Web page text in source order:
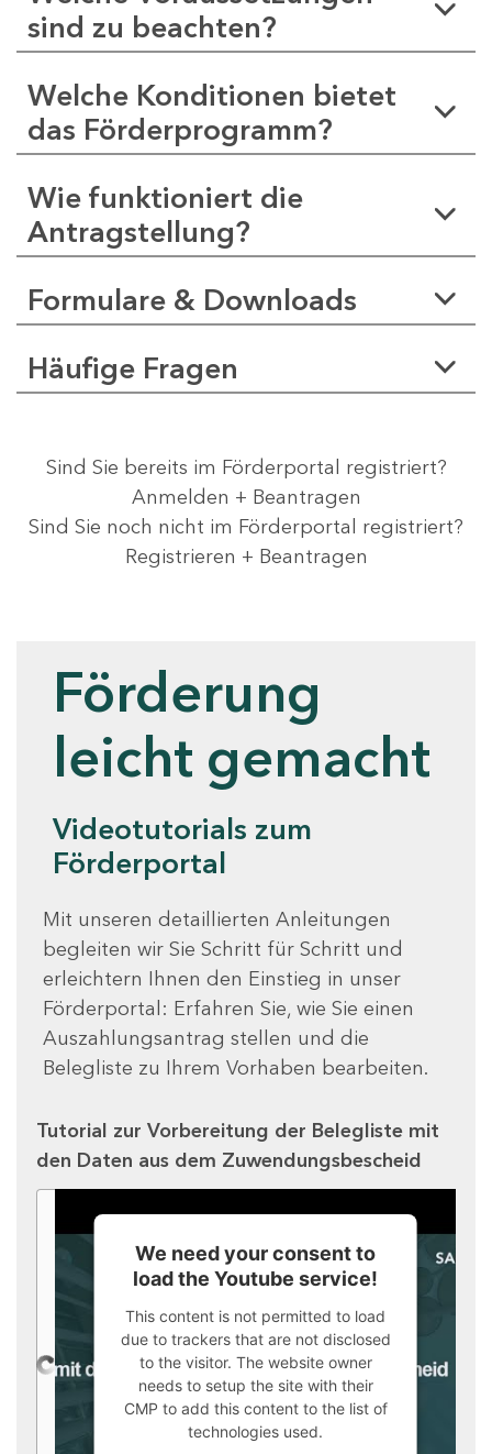
sind zu beachten?
Welche Konditionen bietet
das Förderprogramm?
Wie funktioniert die
Antragstellung?
Formulare & Downloads
Häufige Fragen
Sind Sie bereits im Förderportal registriert?
Anmelden + Beantragen
Sind Sie noch nicht im Förderportal registriert?
Registrieren + Beantragen
Förderung
leicht gemacht
Videotutorials zum
Förderportal
Mit unseren detaillierten Anleitungen
begleiten wir Sie Schritt für Schritt und
erleichtern Ihnen den Einstieg in unser
Förderportal: Erfahren Sie, wie Sie einen
Auszahlungsantrag stellen und die
Belegliste zu Ihrem Vorhaben bearbeiten.
Tutorial zur Vorbereitung der Belegliste mit
den Daten aus dem Zuwendungsbescheid
We need your consent to
load the Youtube service!
This content is not permitted to load
due to trackers that are not disclosed
to the visitor. The website owner
needs to setup the site with their
CMP to add this content to the list of
technologies used.